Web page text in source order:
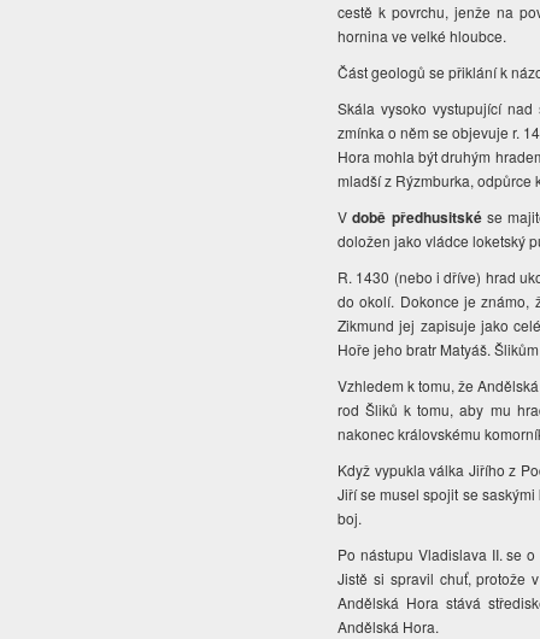
cestě k povrchu, jenže na
hornina ve velké hloubce.
Část geologů se přiklání k
Skála vysoko vystupující
zmínka o něm se objevuje r.
Hora mohla být druhým
mladší z Rýzmburka, odpůrce
Vdobě předhusitskése
doložen jako vládce loketský
R. 1430 (nebo i dříve) hrad
do okolí. Dokonce je známo,
Zikmund jej zapisuje jako
Hoře jeho bratr Matyáš.
Vzhledem k tomu, že
rod Šliků k tomu, aby mu
nakonec královskému
Když vypukla válka Jiřího z
Jiří se musel spojit se
boj.
Po nástupu Vladislava II. se
Jistě si spravil chuť, protože
Andělská Hora stává
Andělská Hora.